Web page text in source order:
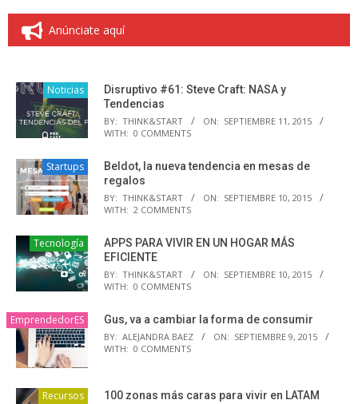
Anúnciate aquí
Noticias
Disruptivo #61: Steve Craft: NASA y
Tendencias
BY: THINK&START ON: SEPTIEMBRE 11, 2015
WITH: 0 COMMENTS
Startups
Beldot, la nueva tendencia en mesas de
regalos
BY: THINK&START ON: SEPTIEMBRE 10, 2015
WITH: 2 COMMENTS
Tecnología
APPS PARA VIVIR EN UN HOGAR MÁS
EFICIENTE
BY: THINK&START ON: SEPTIEMBRE 10, 2015
WITH: 0 COMMENTS
EmprendedorES Gus, va a cambiar la forma de consumir
BY: ALEJANDRA BAEZ ON: SEPTIEMBRE 9, 2015
WITH: 0 COMMENTS
Recursos 100 zonas más caras para vivir en LATAM